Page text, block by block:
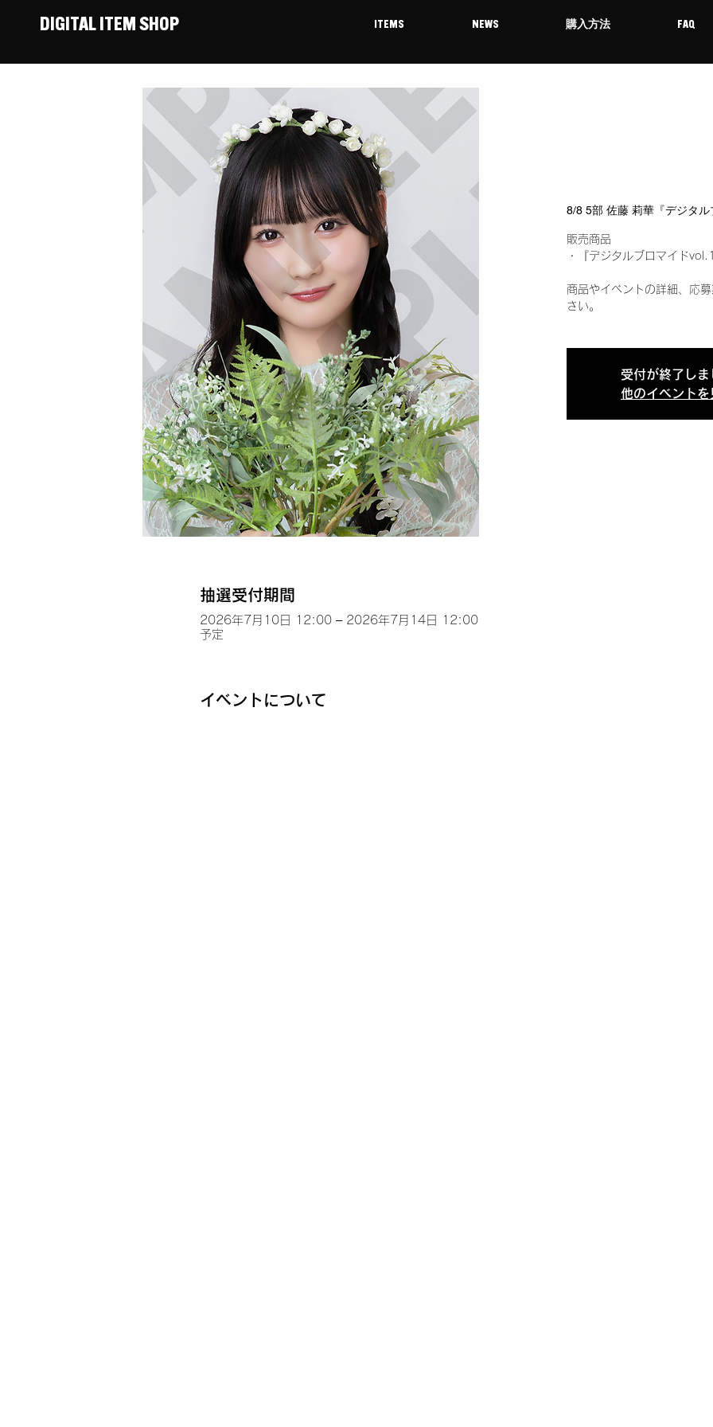
DIGITAL ITEM SHOP ITEMS NEWS 購入方法 FAQ
8/8 5部 佐藤 莉華『デジタ
販売商品
・『デジタルブロマイド
商品やイベントの詳細、応
さい。
受付が終了しま
他のイベントを
抽選受付期間
2026年7月10日 12:00 – 2026年7月14日 12:00
予定
イベントについて